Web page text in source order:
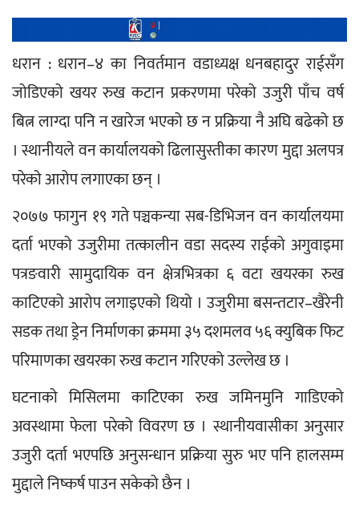
धरान : धरान–४ का निवर्तमान वडाध्यक्ष धनबहादुर राईसँग
जोडिएको खयर रुख कटान प्रकरणमा परेको उजुरी पाँच वर्ष
बित्न लाग्दा पनि न खारेज भएको छ न प्रक्रिया नै अघि बढेको छ
। स्थानीयले वन कार्यालयको ढिलासुस्तीका कारण मुद्दा अलपत्र
परेको आरोप लगाएका छन् ।
२०७७ फागुन १९ गते पञ्चकन्या सब-डिभिजन वन कार्यालयमा
दर्ता भएको उजुरीमा तत्कालीन वडा सदस्य राईको अगुवाइमा
पत्रङवारी सामुदायिक वन क्षेत्रभित्रका ६ वटा खयरका रुख
काटिएको आरोप लगाइएको थियो । उजुरीमा बसन्तटार–खैरेनी
सडक तथा ड्रेन निर्माणका क्रममा ३५ दशमलव ५६ क्युबिक फिट
परिमाणका खयरका रुख कटान गरिएको उल्लेख छ ।
घटनाको मिसिलमा काटिएका रुख जमिनमुनि गाडिएको
अवस्थामा फेला परेको विवरण छ । स्थानीयवासीका अनुसार
उजुरी दर्ता भएपछि अनुसन्धान प्रक्रिया सुरु भए पनि हालसम्म
मुद्दाले निष्कर्ष पाउन सकेको छैन ।